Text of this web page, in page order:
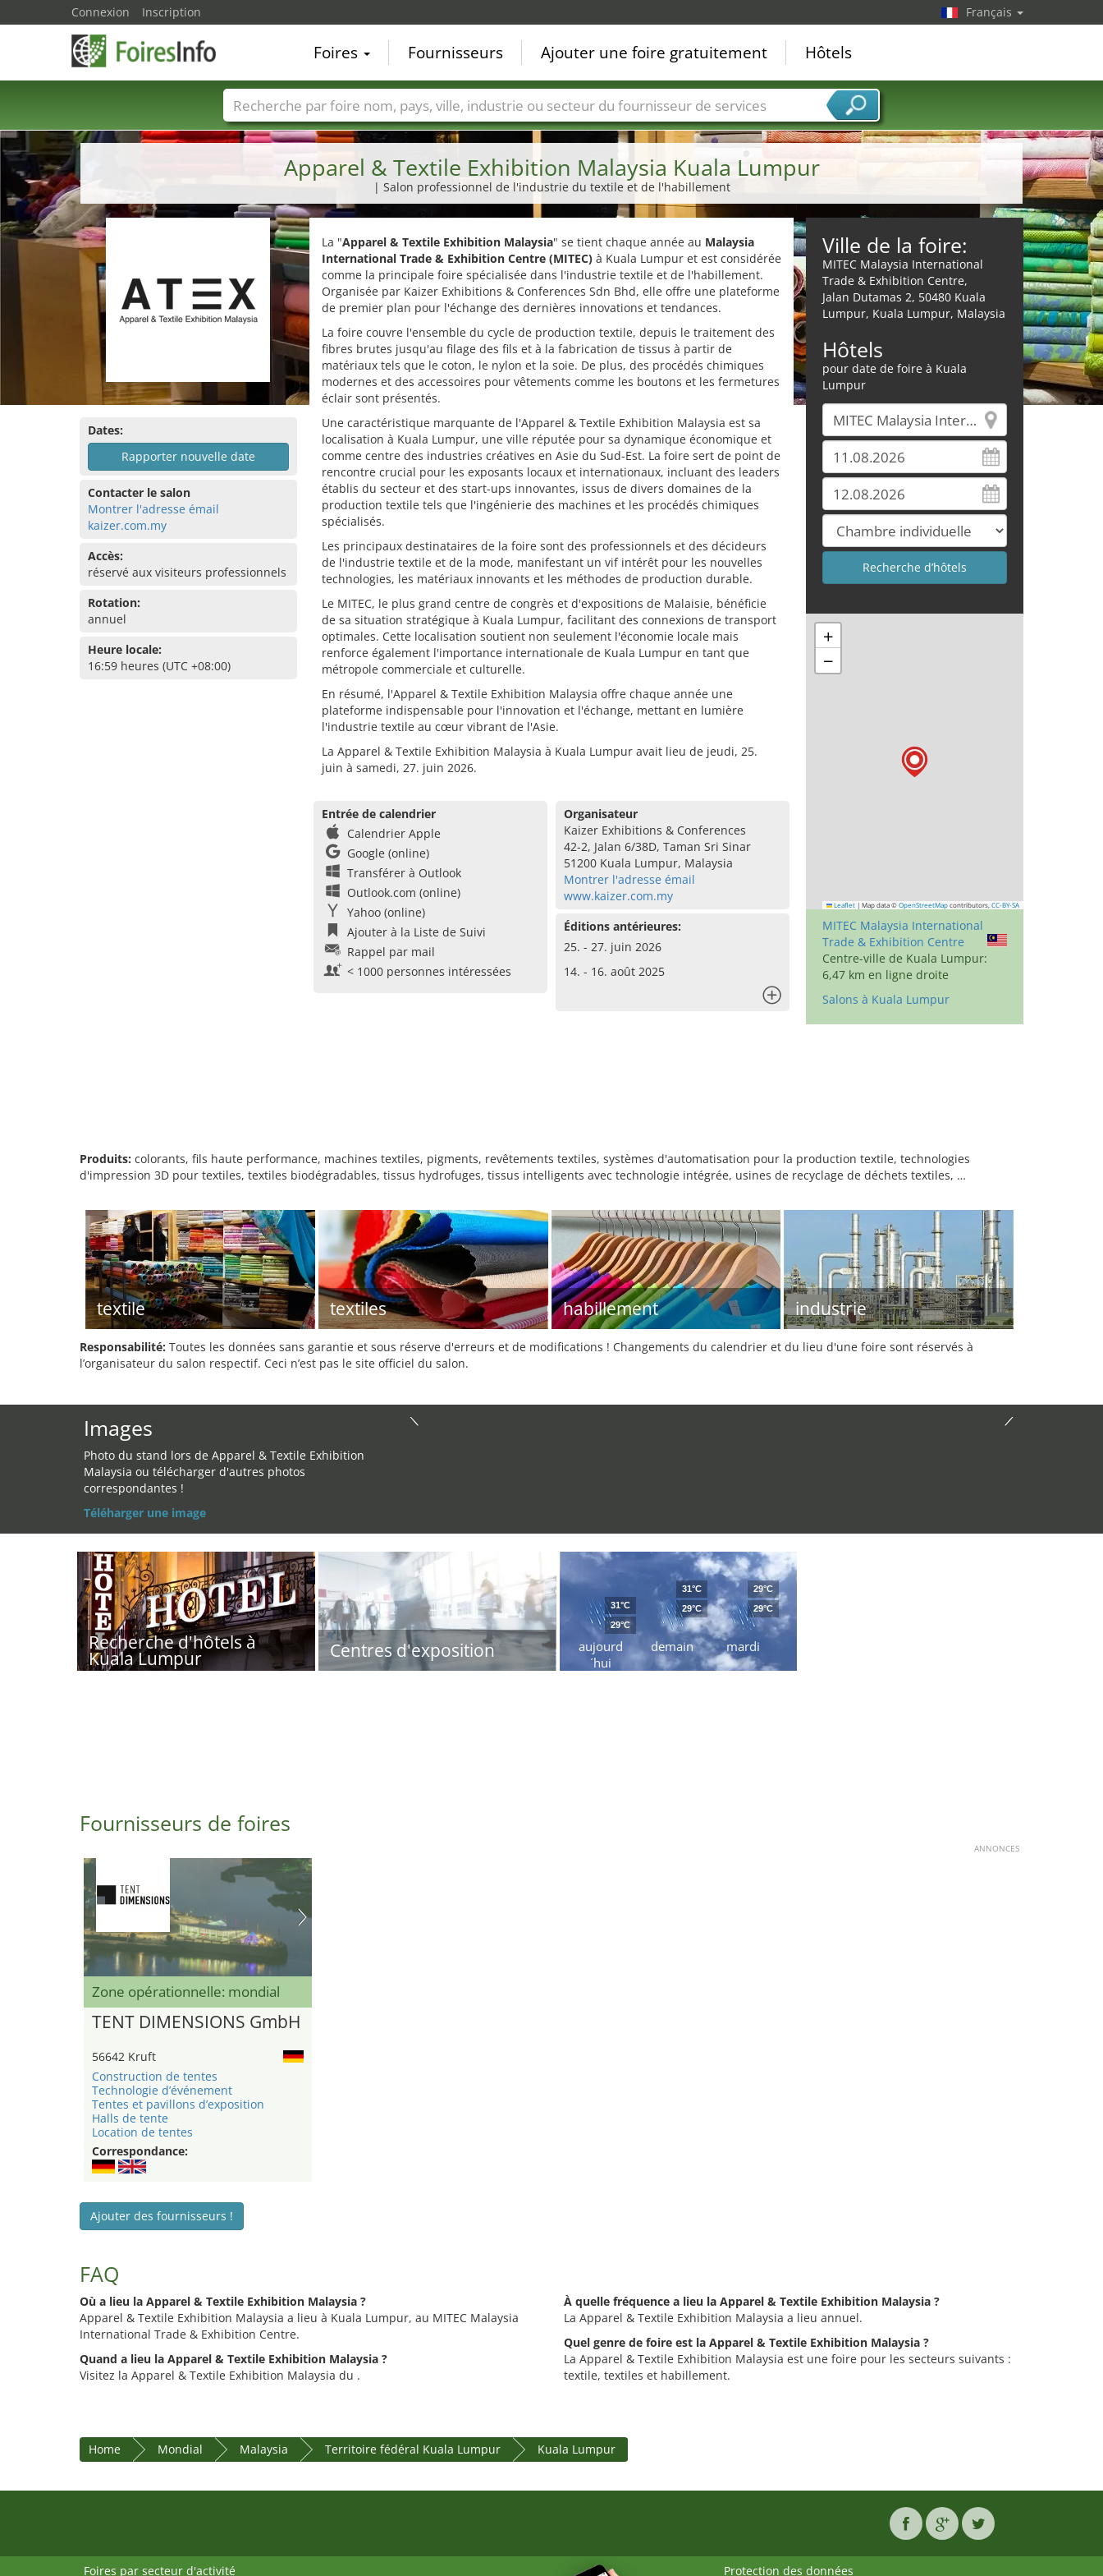
Apparel & Textile Exhibition Malaysia Kuala Lumpur
| Salon professionnel de l'industrie du textile et de l'habillement
Dates:
Rapporter nouvelle date
Contacter le salon
Montrer l'adresse émail
kaizer.com.my
Accès:
réservé aux visiteurs professionnels
Rotation:
annuel
Heure locale:
16:59 heures (UTC +08:00)
La "Apparel & Textile Exhibition Malaysia" se tient chaque année au Malaysia
International Trade & Exhibition Centre (MITEC)à Kuala Lumpur et est considérée
comme la principale foire spécialisée dans l'industrie textile et de l'habillement.
Organisée par Kaizer Exhibitions & Conferences Sdn Bhd, elle offre une plateforme
de premier plan pour l'échange des dernières innovations et tendances.
La foire couvre l'ensemble du cycle de production textile, depuis le traitement des
fibres brutes jusqu'au filage des fils et à la fabrication de tissus à partir de
matériaux tels que le coton, le nylon et la soie. De plus, des procédés chimiques
modernes et des accessoires pour vêtements comme les boutons et les fermetures
éclair sont présentés.
Une caractéristique marquante de l'Apparel & Textile Exhibition Malaysia est sa
localisation à Kuala Lumpur, une ville réputée pour sa dynamique économique et
comme centre des industries créatives en Asie du Sud-Est. La foire sert de point de
rencontre crucial pour les exposants locaux et internationaux, incluant des leaders
établis du secteur et des start-ups innovantes, issus de divers domaines de la
production textile tels que l'ingénierie des machines et les procédés chimiques
spécialisés.
Les principaux destinataires de la foire sont des professionnels et des décideurs
de l'industrie textile et de la mode, manifestant un vif intérêt pour les nouvelles
technologies, les matériaux innovants et les méthodes de production durable.
Le MITEC, le plus grand centre de congrès et d'expositions de Malaisie, bénéficie
de sa situation stratégique à Kuala Lumpur, facilitant des connexions de transport
optimales. Cette localisation soutient non seulement l'économie locale mais
renforce également l'importance internationale de Kuala Lumpur en tant que
métropole commerciale et culturelle.
En résumé, l'Apparel & Textile Exhibition Malaysia offre chaque année une
plateforme indispensable pour l'innovation et l'échange, mettant en lumière
l'industrie textile au cœur vibrant de l'Asie.
La Apparel & Textile Exhibition Malaysia à Kuala Lumpur avait lieu de jeudi, 25.
juin à samedi, 27. juin 2026.
Entrée de calendrier
Calendrier Apple
Google (online)
Transférer à Outlook
Outlook.com (online)
Yahoo (online)
Ajouter à la Liste de Suivi
Rappel par mail
< 1000 personnes intéressées
Organisateur
Kaizer Exhibitions & Conferences
42-2, Jalan 6/38D, Taman Sri Sinar
51200 Kuala Lumpur, Malaysia
Montrer l'adresse émail
www.kaizer.com.my
Éditions antérieures:
25. - 27. juin 2026
14. - 16. août 2025
Ville de la foire:
MITEC Malaysia International
Trade & Exhibition Centre,
Jalan Dutamas 2, 50480 Kuala
Lumpur, Kuala Lumpur, Malaysia
Hôtels
pour date de foire à Kuala
Lumpur
+
−
Leaflet | Map data © OpenStreetMap contributors, CC-BY-SA
MITEC Malaysia International
Trade & Exhibition Centre
Centre-ville de Kuala Lumpur:
6,47 km en ligne droite
Salons à Kuala Lumpur
Produits: colorants, fils haute performance, machines textiles, pigments, revêtements textiles, systèmes d'automatisation pour la production textile, technologies
d'impression 3D pour textiles, textiles biodégradables, tissus hydrofuges, tissus intelligents avec technologie intégrée, usines de recyclage de déchets textiles, …
textile textiles habillement industrie
Responsabilité: Toutes les données sans garantie et sous réserve d'erreurs et de modifications ! Changements du calendrier et du lieu d'une foire sont réservés à
l’organisateur du salon respectif. Ceci n’est pas le site officiel du salon.
Images
Photo du stand lors de Apparel & Textile Exhibition
Malaysia ou télécharger d'autres photos
correspondantes !
Téléharger une image
Recherche d'hôtels à
Kuala Lumpur Centres d'exposition
aujourd
´hui
31°C
29°C
demain
31°C
29°C
mardi
29°C
29°C
Fournisseurs de foires
ANNONCES
Zone opérationnelle: mondial
TENT DIMENSIONS GmbH
56642 Kruft
Construction de tentes
Technologie d’événement
Tentes et pavillons d’exposition
Halls de tente
Location de tentes
Correspondance:
Ajouter des fournisseurs !
FAQ
Où a lieu la Apparel & Textile Exhibition Malaysia ?
Apparel & Textile Exhibition Malaysia a lieu à Kuala Lumpur, au MITEC Malaysia
International Trade & Exhibition Centre.
Quand a lieu la Apparel & Textile Exhibition Malaysia ?
Visitez la Apparel & Textile Exhibition Malaysia du .
À quelle fréquence a lieu la Apparel & Textile Exhibition Malaysia ?
La Apparel & Textile Exhibition Malaysia a lieu annuel.
Quel genre de foire est la Apparel & Textile Exhibition Malaysia ?
La Apparel & Textile Exhibition Malaysia est une foire pour les secteurs suivants :
textile, textiles et habillement.
Home Mondial Malaysia Territoire fédéral Kuala Lumpur Kuala Lumpur
Connexion Inscription Français
Foires Fournisseurs Ajouter une foire gratuitement Hôtels
Foire noms Pays Villes Secteurs de foire Secteurs du fournisseur de services
Foires par secteur d'activité Protection des données